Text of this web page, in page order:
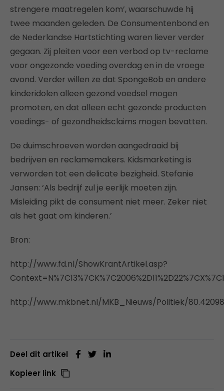
strengere maatregelen kom’, waarschuwde hij
twee maanden geleden. De Consumentenbond en
de Nederlandse Hartstichting waren liever verder
gegaan. Zij pleiten voor een verbod op tv-reclame
voor ongezonde voeding overdag en in de vroege
avond. Verder willen ze dat SpongeBob en andere
kinderidolen alleen gezond voedsel mogen
promoten, en dat alleen echt gezonde producten
voedings- of gezondheidsclaims mogen bevatten.
De duimschroeven worden aangedraaid bij
bedrijven en reclamemakers. Kidsmarketing is
verworden tot een delicate bezigheid. Stefanie
Jansen: ‘Als bedrijf zul je eerlijk moeten zijn.
Misleiding pikt de consument niet meer. Zeker niet
als het gaat om kinderen.’
Bron:
http://www.fd.nl/ShowKrantArtikel.asp?
http://www.mkbnet.nl/MKB_Nieuws/Politiek/80.42098
Deel dit artikel
Kopieer link